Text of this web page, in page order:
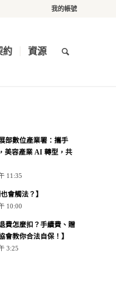
我的帳號
約 資源
部數位產業署：攜手
美容產業 AI 轉型，共
11:35
會觸法？】
10:00
費怎麼扣？手續費、贈
會教你合法自保！】
3:25